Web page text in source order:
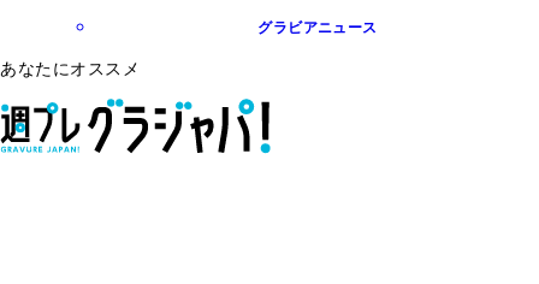
グラビアニュース
あなたにオススメ